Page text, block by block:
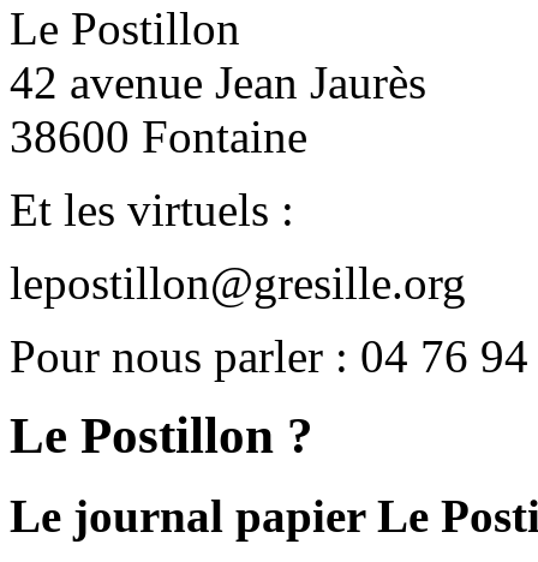
Le Postillon
42 avenue Jean Jaurès
38600 Fontaine
Et les virtuels :
lepostillon@gresille.org
Pour nous parler : 04 76
Le Postillon ?
Le journal papier Le